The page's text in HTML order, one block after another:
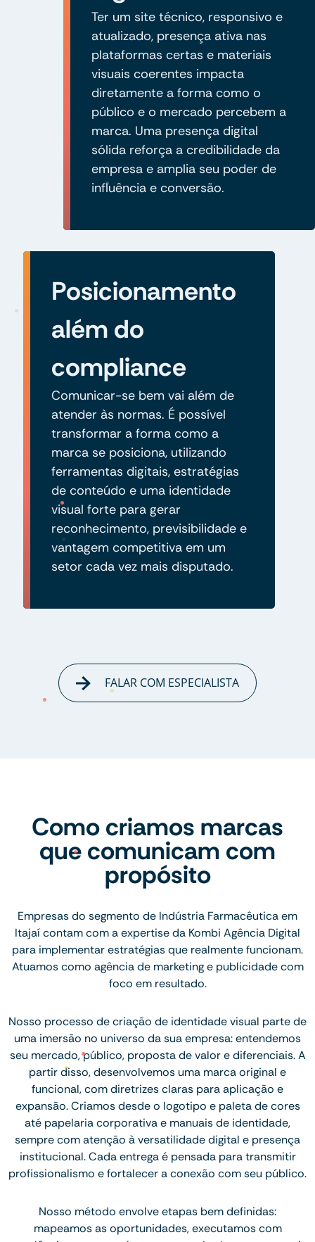
Ter um site técnico, responsivo e
atualizado, presença ativa nas
plataformas certas e materiais
visuais coerentes impacta
diretamente a forma como o
público e o mercado percebem a
marca. Uma presença digital
sólida reforça a credibilidade da
empresa e amplia seu poder de
influência e conversão.
Posicionamento
além do
compliance
Comunicar-se bem vai além de
atender às normas. É possível
transformar a forma como a
marca se posiciona, utilizando
ferramentas digitais, estratégias
de conteúdo e uma identidade
visual forte para gerar
reconhecimento, previsibilidade e
vantagem competitiva em um
setor cada vez mais disputado.
FALAR COM ESPECIALISTA
Como criamos marcas
que comunicam com
propósito
Empresas do segmento de Indústria Farmacêutica em
Itajaí contam com a expertise da Kombi Agência Digital
para implementar estratégias que realmente funcionam.
Atuamos como agência de marketing e publicidade com
foco em resultado.
Nosso processo de criação de identidade visual parte de
uma imersão no universo da sua empresa: entendemos
seu mercado, público, proposta de valor e diferenciais. A
partir disso, desenvolvemos uma marca original e
funcional, com diretrizes claras para aplicação e
expansão. Criamos desde o logotipo e paleta de cores
até papelaria corporativa e manuais de identidade,
sempre com atenção à versatilidade digital e presença
institucional. Cada entrega é pensada para transmitir
profissionalismo e fortalecer a conexão com seu público.
Nosso método envolve etapas bem definidas:
mapeamos as oportunidades, executamos com